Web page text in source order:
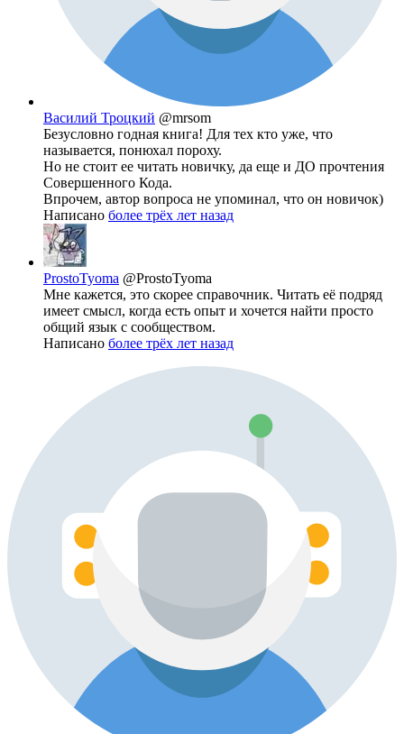
Василий Троцкий @mrsom
Безусловно годная книга! Для тех кто уже, что
называется, понюхал пороху.
Но не стоит ее читать новичку, да еще и ДО прочтения
Совершенного Кода.
Впрочем, автор вопроса не упоминал, что он новичок)
Написано более трёх лет назад
ProstoTyoma @ProstoTyoma
Мне кажется, это скорее справочник. Читать её подряд
имеет смысл, когда есть опыт и хочется найти просто
общий язык с сообществом.
Написано более трёх лет назад